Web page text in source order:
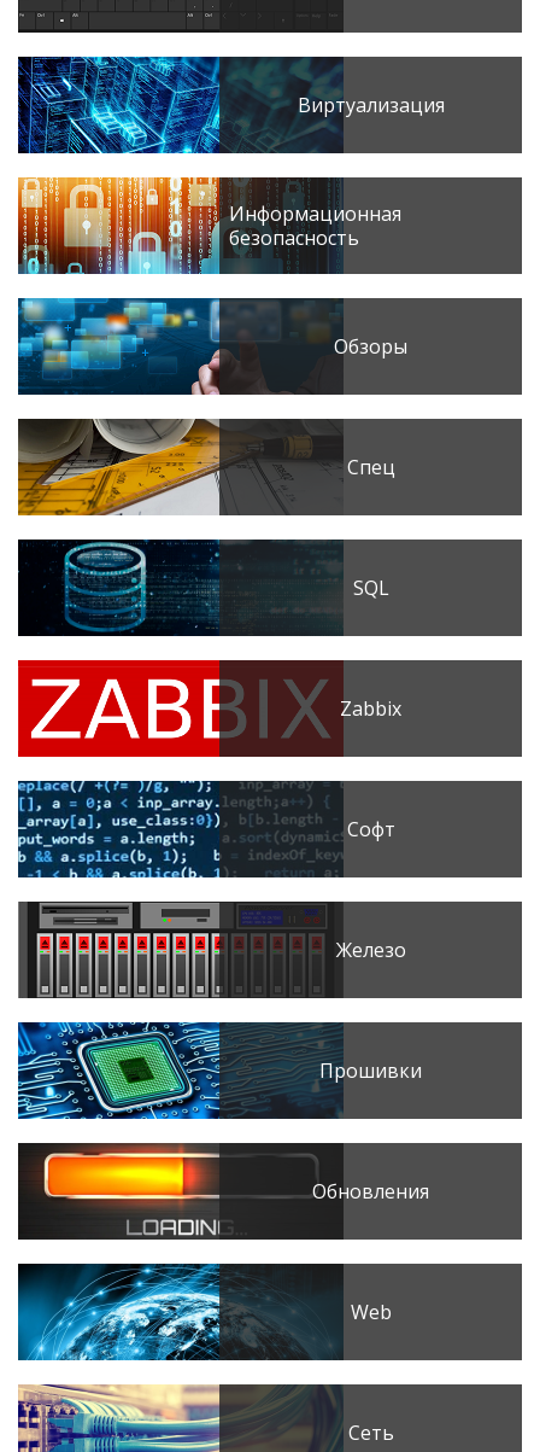
Виртуализация
Информационная
безопасность
Обзоры
Спец
SQL
Zabbix
Софт
Железо
Прошивки
Обновления
Web
Сеть